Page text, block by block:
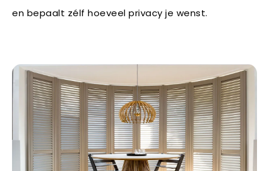
en bepaalt zélf hoeveel privacy je wenst.